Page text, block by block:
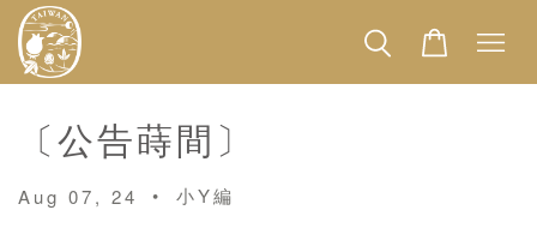
〔公告蒔間〕
Aug 07, 24 • 小Y編